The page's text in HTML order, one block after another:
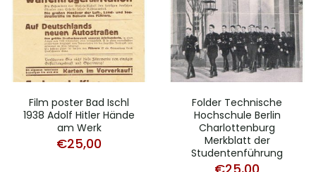
Film poster Bad Ischl
1938 Adolf Hitler Hände
am Werk
€25,00
Folder Technische
Hochschule Berlin
Charlottenburg
Merkblatt der
Studentenführung